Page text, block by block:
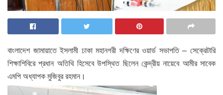
বাংলাদেশ জামায়াতে ইসলামী ঢাকা মহানগরী দক্ষিণের ওয়ার্ড সভাপতি – সেক্রেটারি
শিক্ষাশিবিরে প্রধান অতিথি হিসেবে উপস্থিত ছিলেন কেন্দ্রীয় নায়েবে আমীর সাবেক
এমপি অধ্যাপক মুজিবুর রহমান।